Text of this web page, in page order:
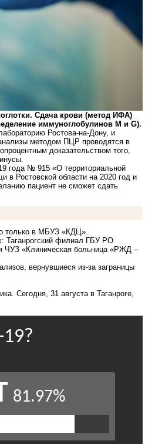
Сдача крови (метод ИФА)
иммуноглобулинов М и G).
Ростова-на-Дону, и
методом ПЦР проводятся в
доказательством того,
года № 915 «О территориальной
в Ростовской области на 2020 год и
пациент не сможет сдать
только в МБУЗ «КДЦ».
Таганрогский филиал ГБУ РО
ЧУЗ «Клиническая больница «РЖД –
вернувшиеся из-за заграницы
. Сегодня, 31 августа в Таганроге,